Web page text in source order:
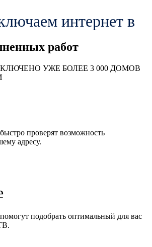
интернет в
работ
УЖЕ БОЛЕЕ 3 000 ДОМОВ
57
99
48
проверят возможность
адресу.
подобрать оптимальный для вас